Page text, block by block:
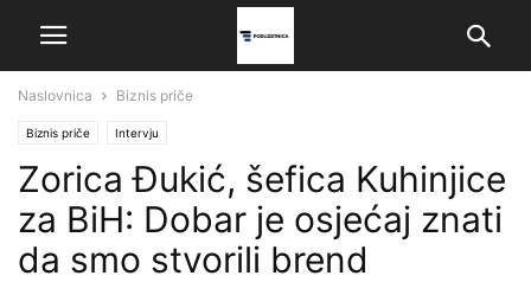
Naslovnica Biznis priče
Biznis priče Intervju
Zorica Đukić, šefica Kuhinjice
za BiH: Dobar je osjećaj znati
da smo stvorili brend